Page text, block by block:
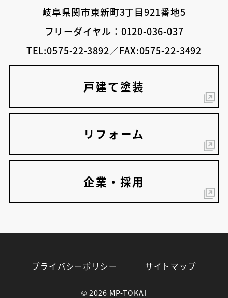
岐阜県関市東新町3丁目921番地5
フリーダイヤル：0120-036-037
TEL:0575-22-3892／FAX:0575-22-3492
戸建て塗装
リフォーム
企業・採用
プライバシーポリシー サイトマップ
©2026 MP-TOKAI